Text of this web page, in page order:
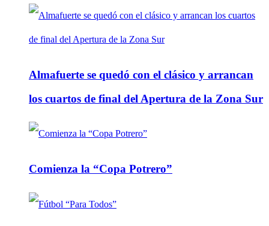
Almafuerte se quedó con el clásico y arrancan
los cuartos de final del Apertura de la Zona Sur
Comienza la “Copa Potrero”